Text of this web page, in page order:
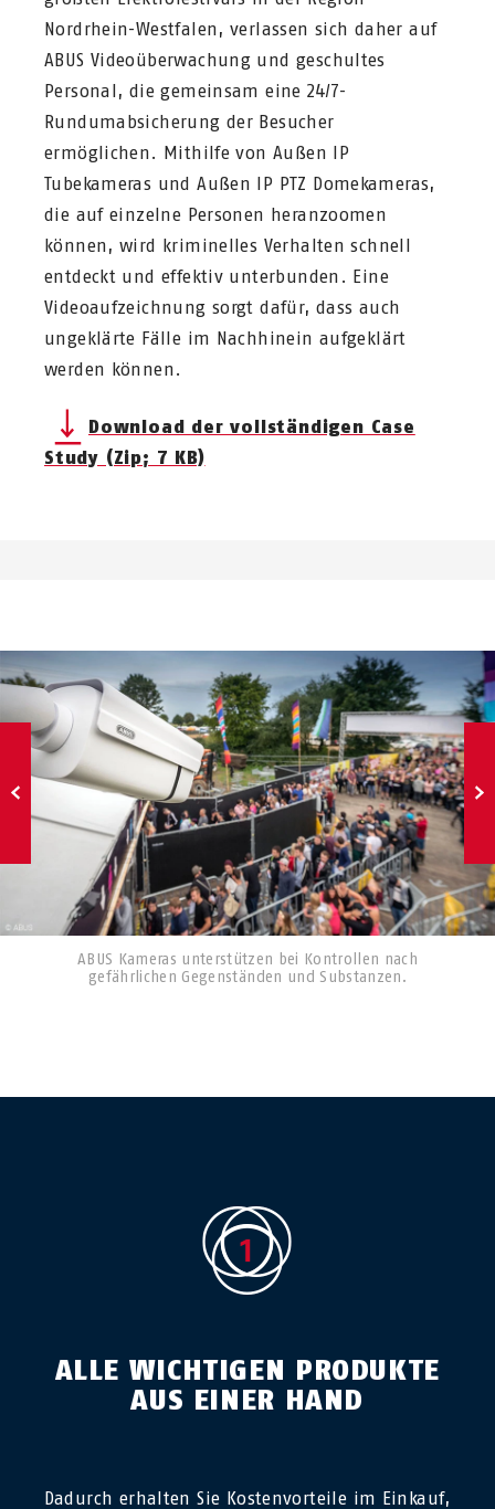
Nordrhein-Westfalen, verlassen sich daher auf
ABUS Videoüberwachung und geschultes
Personal, die gemeinsam eine 24/7-
Rundumabsicherung der Besucher
ermöglichen. Mithilfe von Außen IP
Tubekameras und Außen IP PTZ Domekameras,
die auf einzelne Personen heranzoomen
können, wird kriminelles Verhalten schnell
entdeckt und effektiv unterbunden. Eine
Videoaufzeichnung sorgt dafür, dass auch
ungeklärte Fälle im Nachhinein aufgeklärt
werden können.
Download der vollständigen Case
Study (Zip; 7 KB)
ABUS Kameras unterstützen bei Kontrollen nach
gefährlichen Gegenständen und Substanzen.
ALLE WICHTIGEN PRODUKTE
AUS EINER HAND
Dadurch erhalten Sie Kostenvorteile im Einkauf,